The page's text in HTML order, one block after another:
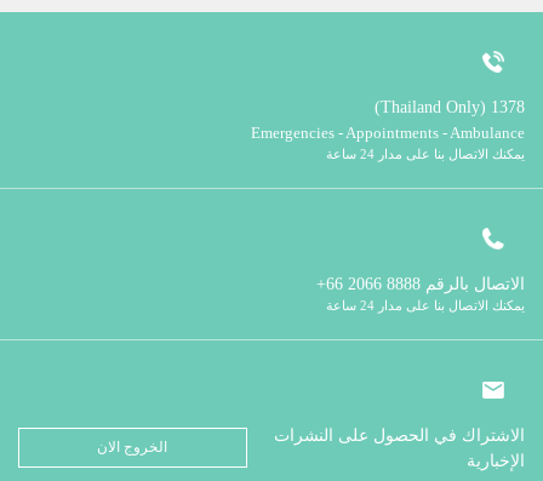
1378 (Thailand Only)
Emergencies - Appointments - Ambulance
يمكنك الاتصال بنا على مدار 24 ساعة
الاتصال بالرقم
يمكنك الاتصال بنا على مدار 24 ساعة
الاشتراك في الحصول على النشرات
الإخبارية
الخروج الان